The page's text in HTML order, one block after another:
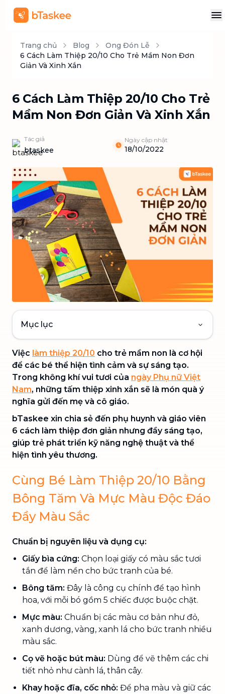
Trang chủ Blog
Ong Đón Lễ
6 Cách Làm Thiệp 20/10 Cho Trẻ Mầm Non Đơn
Giản Và Xinh Xắn
6 Cách Làm Thiệp 20/10 Cho Trẻ
Mầm Non Đơn Giản Và Xinh Xắn
Tác giả
btaskee
Ngày cập nhật
18/10/2022
Mục lục
Việc làm thiệp 20/10 cho trẻ mầm non là cơ hội
để các bé thể hiện tình cảm và sự sáng tạo.
Trong không khí vui tươi của ngày Phụ nữ Việt
Nam, những tấm thiệp xinh xắn sẽ là món quà ý
nghĩa gửi đến mẹ và cô giáo.
bTaskee xin chia sẻ đến phụ huynh và giáo viên
6 cách làm thiệp đơn giản nhưng đầy sáng tạo,
giúp trẻ phát triển kỹ năng nghệ thuật và thể
hiện tình yêu thương.
Cùng Bé Làm Thiệp 20/10 Bằng
Bông Tăm Và Mực Màu Độc Đáo
Đầy Màu Sắc
Chuẩn bị nguyên liệu và dụng cụ:
Giấy bìa cứng: Chọn loại giấy có màu sắc tươi
tắn để làm nền cho bức tranh của bé.
Bông tăm: Đây là công cụ chính để tạo hình
hoa, với mỗi bó gồm 5 chiếc được buộc chặt.
Mực màu: Chuẩn bị các màu cơ bản như đỏ,
xanh dương, vàng, xanh lá cho bức tranh nhiều
màu sắc.
Cọ vẽ hoặc bút màu: Dùng để vẽ thêm các chi
tiết nhỏ như cành lá, thân cây.
Khay hoặc đĩa, cốc nhỏ: Để pha màu và giữ các